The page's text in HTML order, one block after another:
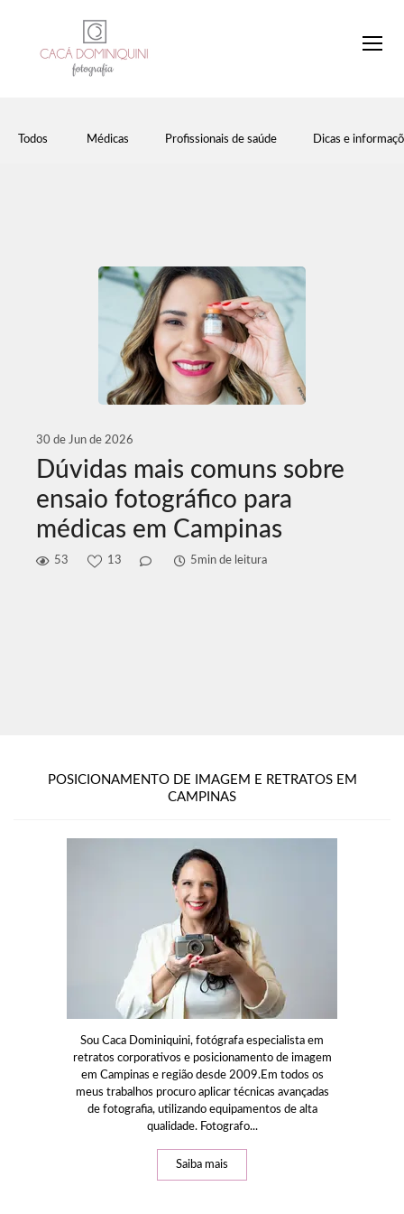
Todos Médicas Profissionais de saúde Dicas e
30 de Jun de 2026
Dúvidas mais comuns sobre
ensaio fotográfico para
médicas em Campinas
53 13 5min de leitura
POSICIONAMENTO DE IMAGEM E RETRATOS EM
CAMPINAS
Sou Caca Dominiquini, fotógrafa especialista em
retratos corporativos e posicionamento de imagem
em Campinas e região desde 2009.Em todos os
meus trabalhos procuro aplicar técnicas avançadas
de fotografia, utilizando equipamentos de alta
qualidade. Fotografo...
Saiba mais